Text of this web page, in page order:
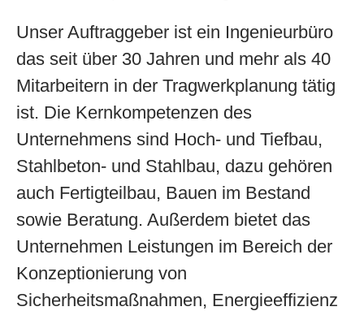
Unser Auftraggeber ist ein Ingenieurbüro
das seit über 30 Jahren und mehr als 40
Mitarbeitern in der Tragwerkplanung tätig
ist. Die Kernkompetenzen des
Unternehmens sind Hoch- und Tiefbau,
Stahlbeton- und Stahlbau, dazu gehören
auch Fertigteilbau, Bauen im Bestand
sowie Beratung. Außerdem bietet das
Unternehmen Leistungen im Bereich der
Konzeptionierung von
Sicherheitsmaßnahmen, Energieeffizienz